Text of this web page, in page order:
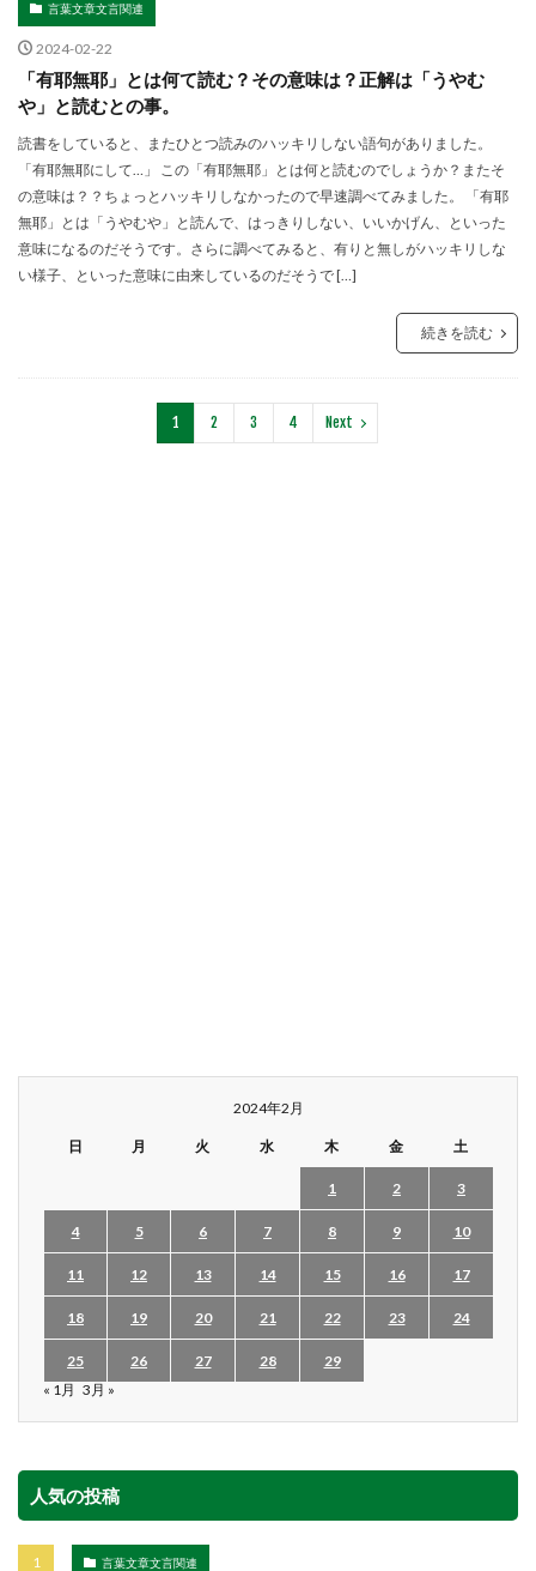
言葉文章文言関連
2024-02-22
「有耶無耶」とは何て読む？その意味は？正解は「うやむ
や」と読むとの事。
読書をしていると、またひとつ読みのハッキリしない語句がありました。
「有耶無耶にして…」 この「有耶無耶」とは何と読むのでしょうか？またそ
の意味は？？ちょっとハッキリしなかったので早速調べてみました。 「有耶
無耶」とは「うやむや」と読んで、はっきりしない、いいかげん、といった
意味になるのだそうです。さらに調べてみると、有りと無しがハッキリしな
い様子、といった意味に由来しているのだそうで […]
続きを読む
1 2 3 4 Next
2024年2月
日 月 火 水 木 金 土
1 2 3
4 5 6 7 8 9 10
11 12 13 14 15 16 17
18 19 20 21 22 23 24
25 26 27 28
29
« 1月 3月 »
人気の投稿
言葉文章文言関連